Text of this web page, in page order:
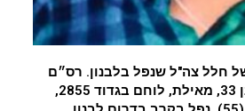
חלל צה"ל שנפל בלבנון. רס״ם
(מיל׳) תמיר וקנין, בן 33, מאילת, לוחם בגדוד 2855,